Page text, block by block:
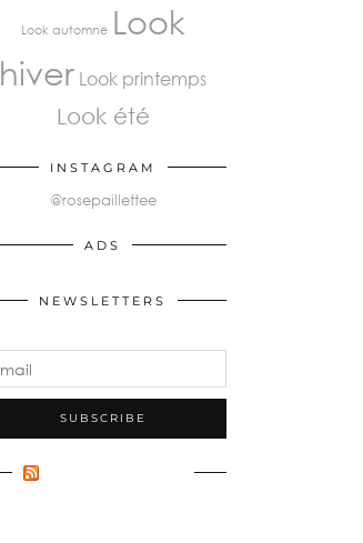
Look automne Look
hiver Look printemps
Look été
INSTAGRAM
@rosepaillettee
ADS
NEWSLETTERS